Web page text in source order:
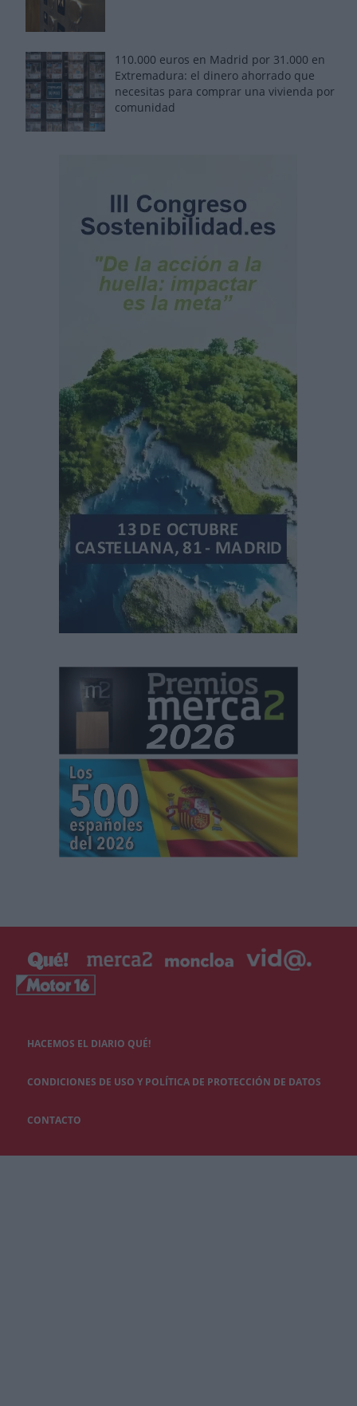
110.000 euros en Madrid por 31.000 en
Extremadura: el dinero ahorrado que
necesitas para comprar una vivienda por
comunidad
HACEMOS EL DIARIO QUÉ!
CONDICIONES DE USO Y POLÍTICA DE PROTECCIÓN DE DATOS
CONTACTO